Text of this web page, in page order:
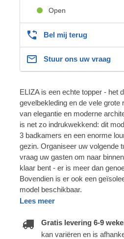
Open
Bel mij terug
Stuur ons uw vraag
ELIZA is een echte topper - het
gevelbekleding en de vele
van elegantie en moderne
is net zo indrukwekkend: dit
3 badkamers en een enorme
gezin. Organiseer uw volgende
vraag uw gasten om naar
klaar bent - er is meer dan
Bovendien is er ook een
model beschikbaar.
Lees meer
Gratis levering 6-9
kan variëren en is